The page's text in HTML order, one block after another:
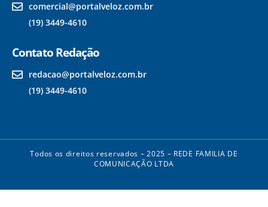
comercial@portalveloz.com.br
(19) 3449-4610
Contato Redação
redacao@portalveloz.com.br
(19) 3449-4610
Todos os direitos reservados – 2025 – REDE FAMILIA DE
COMUNICAÇÃO LTDA